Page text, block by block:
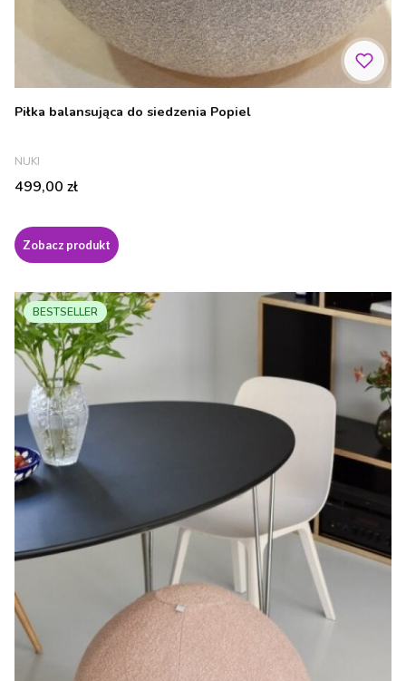
Piłka balansująca do siedzenia Popiel
PRODUCENT
NUKI
Cena
499,00 zł
Zobacz produkt
BESTSELLER